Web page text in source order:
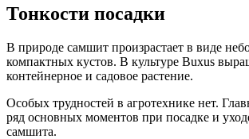
Тонкости посадки
В природе самшит произрастает в виде
компактных кустов. В культуре Buxus
контейнерное и садовое растение.
Особых трудностей в агротехнике нет.
ряд основных моментов при посадке и
самшита.